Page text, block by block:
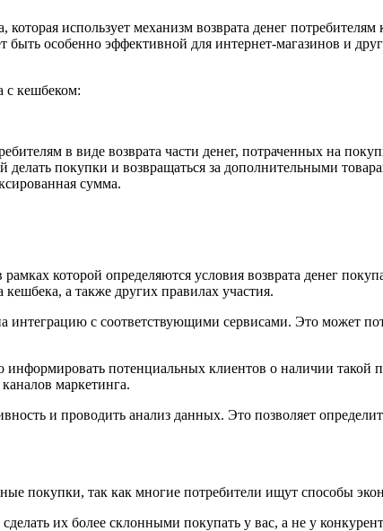
которая использует механизм возврата денег
быть особенно эффективной для интернет-магазинов и
с кешбеком:
в виде возврата части денег, потраченных на
делать покупки и возвращаться за дополнительными
сумма.
которой определяются условия возврата денег
а также других правилах участия.
интеграцию с соответствующими сервисами. Это может
информировать потенциальных клиентов о наличии
маркетинга.
и проводить анализ данных. Это позволяет
покупки, так как многие потребители ищут способы
их более склонными покупать у вас, а не у